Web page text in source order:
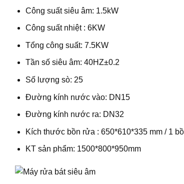
Công suất siêu âm: 1.5kW
Công suất nhiệt : 6KW
Tổng công suất: 7.5KW
Tần số siêu âm: 40HZ±0.2
Số lượng sò: 25
Đường kính nước vào: DN15
Đường kính nước ra: DN32
Kích thước bồn rửa : 650*610*335 mm / 1
KT sản phẩm: 1500*800*950mm